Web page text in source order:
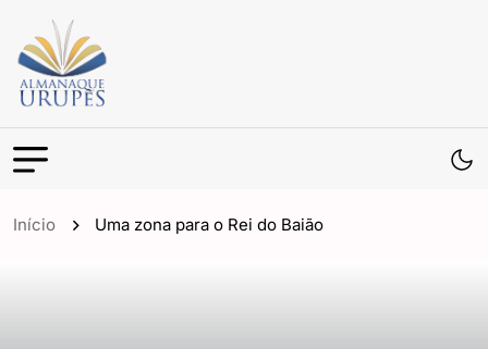
Início Uma zona para o Rei do Baião